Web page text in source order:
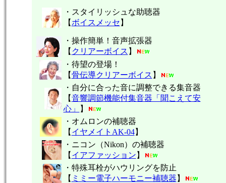
・スタイリッシュな助聴器
【 ボイスメッセ 】
・操作簡単！音声拡張器
【 クリアーボイス 】
・待望の登場！
【骨伝導クリアーボイス 】
・自分に合った音に調整できる集音器
【音響調節機能付集音器「聞こえて安
心」
】
・オムロンの補聴器
【 イヤメイトAK-04】
・ニコン（Nikon）の補聴器
【 イアファッション 】
・特殊耳栓がハウリングを防止
【 ミミー電子ハーモニー補聴器 】